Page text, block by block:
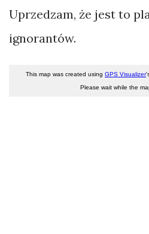
Uprzedzam, że jest to
ignorantów.